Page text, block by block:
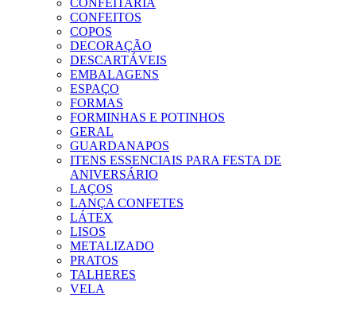
CONFEITARIA
CONFEITOS
COPOS
DECORAÇÃO
DESCARTÁVEIS
EMBALAGENS
ESPAÇO
FORMAS
FORMINHAS E POTINHOS
GERAL
GUARDANAPOS
ITENS ESSENCIAIS PARA FESTA DE
ANIVERSÁRIO
LAÇOS
LANÇA CONFETES
LÁTEX
LISOS
METALIZADO
PRATOS
TALHERES
VELA